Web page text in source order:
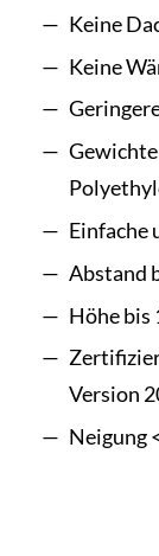
Keine
Keine
Einfache
Abstand
Höhe bis
Version
Neigung